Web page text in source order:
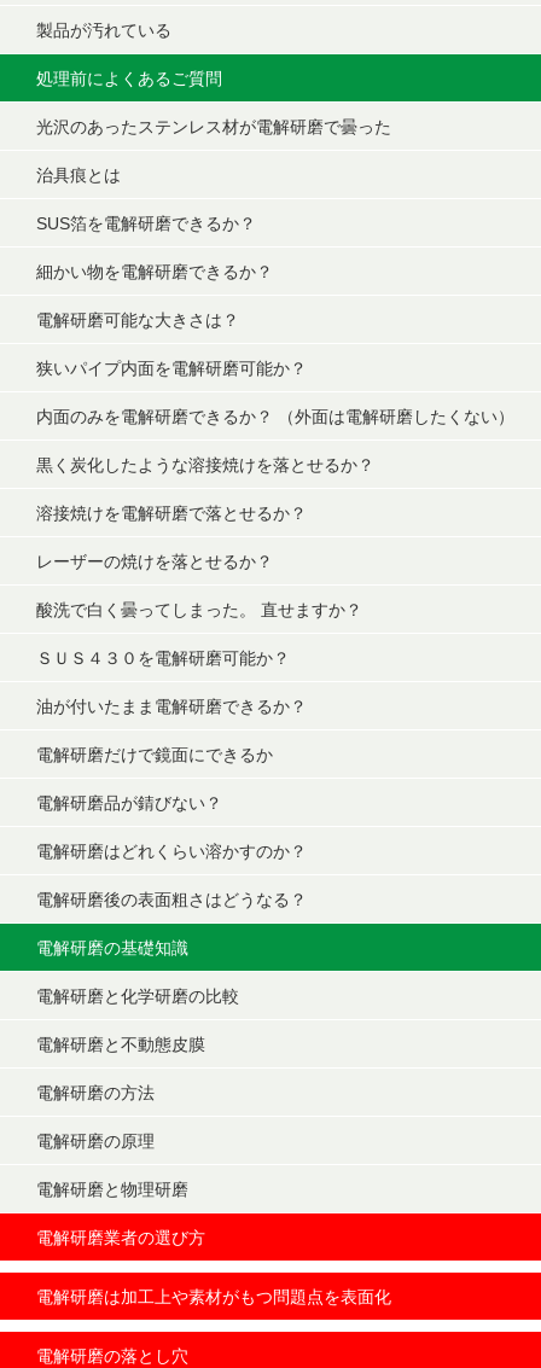
製品が汚れている
処理前によくあるご質問
光沢のあったステンレス材が電解研磨で曇った
治具痕とは
SUS箔を電解研磨できるか？
細かい物を電解研磨できるか？
電解研磨可能な大きさは？
狭いパイプ内面を電解研磨可能か？
内面のみを電解研磨できるか？ （外面は電解研磨したくない）
黒く炭化したような溶接焼けを落とせるか？
溶接焼けを電解研磨で落とせるか？
レーザーの焼けを落とせるか？
酸洗で白く曇ってしまった。 直せますか？
ＳＵＳ４３０を電解研磨可能か？
油が付いたまま電解研磨できるか？
電解研磨だけで鏡面にできるか
電解研磨品が錆びない？
電解研磨はどれくらい溶かすのか？
電解研磨後の表面粗さはどうなる？
電解研磨の基礎知識
電解研磨と化学研磨の比較
電解研磨と不動態皮膜
電解研磨の方法
電解研磨の原理
電解研磨と物理研磨
電解研磨業者の選び方
電解研磨は加工上や素材がもつ問題点を表面化
電解研磨の落とし穴